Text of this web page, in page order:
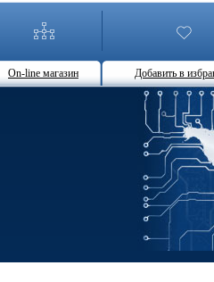
On-line магазин Добавить в